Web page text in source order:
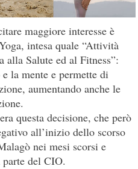
maggiore interesse è
intesa quale “Attività
alla Salute ed al Fitness”:
la mente e permette di
aumentando anche le
questa decisione, che però
all’inizio dello scorso
nei mesi scorsi e
del CIO.